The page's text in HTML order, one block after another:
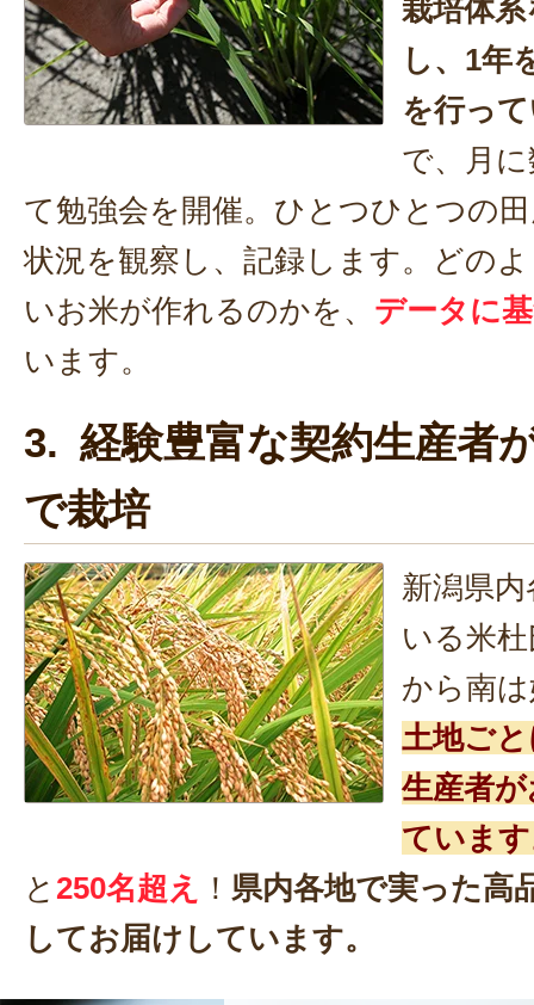
栽培体
し、1年
を行っ
で、月
て勉強会を開催。ひとつひとつの
状況を観察し、記録します。どの
いお米が作れるのかを、 データに
います。
3. 経験豊富な契約生産者
で栽培
新潟県
いる米
から南
土地ご
生産者
ていま
と 250名超え ！ 県内各地で実った高
してお届けしています。